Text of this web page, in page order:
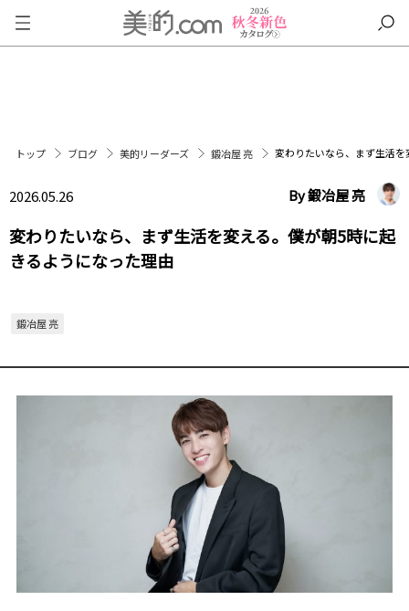
トップ ブログ 美的リーダーズ 鍛冶屋 亮 変わりたいなら、まず生活
2026.05.26 By 鍛冶屋 亮
変わりたいなら、まず生活を変える。僕が朝5時に起
きるようになった理由
鍛冶屋 亮